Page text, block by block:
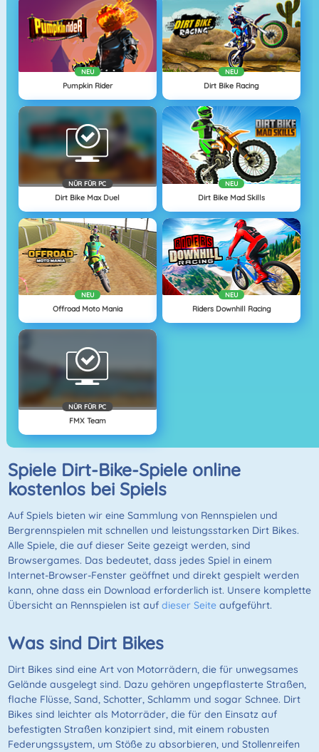
NEU
Pumpkin Rider
NEU
Dirt Bike Racing
NÜR FÜR PC
Dirt Bike Max Duel
NEU
Dirt Bike Mad Skills
NEU
Offroad Moto Mania
NEU
Riders Downhill Racing
NÜR FÜR PC
FMX Team
Spiele Dirt-Bike-Spiele online
kostenlos bei Spiels
Auf Spiels bieten wir eine Sammlung von Rennspielen und
Bergrennspielen mit schnellen und leistungsstarken Dirt Bikes.
Alle Spiele, die auf dieser Seite gezeigt werden, sind
Browsergames. Das bedeutet, dass jedes Spiel in einem
Internet-Browser-Fenster geöffnet und direkt gespielt werden
kann, ohne dass ein Download erforderlich ist. Unsere komplette
Übersicht an Rennspielen ist auf dieser Seiteaufgeführt.
Was sind Dirt Bikes
Dirt Bikes sind eine Art von Motorrädern, die für unwegsames
Gelände ausgelegt sind. Dazu gehören ungepflasterte Straßen,
flache Flüsse, Sand, Schotter, Schlamm und sogar Schnee. Dirt
Bikes sind leichter als Motorräder, die für den Einsatz auf
befestigten Straßen konzipiert sind, mit einem robusten
Federungssystem, um Stöße zu absorbieren, und Stollenreifen